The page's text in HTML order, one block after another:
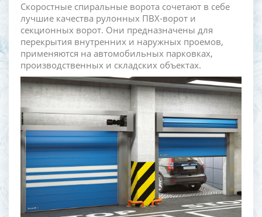
Скоростные спиральные ворота сочетают в себе
лучшие качества рулонных ПВХ-ворот и
секционных ворот. Они предназначены для
перекрытия внутренних и наружных проемов,
применяются на автомобильных парковках,
производственных и складских объектах.